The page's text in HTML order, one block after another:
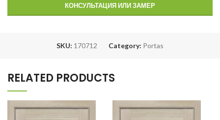
КОНСУЛЬТАЦИЯ ИЛИ ЗАМЕР
SKU: 170712 Category: Portas
RELATED PRODUCTS